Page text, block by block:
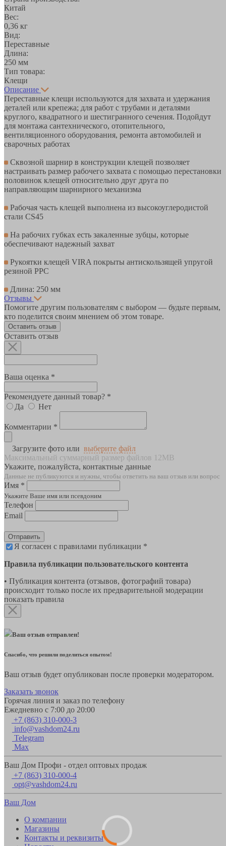
Китай
Вес:
0,36 кг
Вид:
Переставные
Длина:
250 мм
Тип товара:
Клещи
Описание
Переставные клещи используются для захвата и удержания
деталей или крепежа; для работ с трубами и деталями
круглого, квадратного и шестигранного сечения. Подойдут
для монтажа сантехнического, отопительного,
вентиляционного оборудования, ремонта автомобилей и
сварочных работах
Сквозной шарнир в конструкции клещей позволяет
настраивать размер рабочего захвата с помощью перестановки
половинок клещей относительно друг друга по
направляющим шарнирного механизма
Рабочая часть клещей выполнена из высокоуглеродистой
стали CS45
На рабочих губках есть закаленные зубцы, которые
обеспечивают надежный захват
Рукоятки клещей VIRA покрыты антискользящей упругой
резиной PPC
Длина: 250 мм
Отзывы
Помогите другим пользователям с выбором — будьте первым,
кто поделится своим мнением об этом товаре.
Оставить отзыв
Оставить отзыв
Ваша оценка *
Рекомендуете данный товар? *
Да
Нет
Комментарии *
Загрузите фото или выберите файл
Максимальный суммарный размер файлов 12MB
Укажите, пожалуйста, контактные данные
Данные не публикуются и нужны, чтобы ответить на ваш отзыв или вопрос
Имя *
Укажите Ваше имя или псевдоним
Телефон
Email
Отправить
Я согласен с правилами публикации *
Правила публикации пользовательского контента
• Публикация контента (отзывов, фотографий товара)
происходит только после их предварительной модерации
показать правила
Ваш отзыв отправлен!
Спасибо, что решили поделиться опытом!
Ваш отзыв будет опубликован после проверки модератором.
Заказать звонок
Горячая линия и заказ по телефону
Ежедневно с 7:00 до 20:00
+7 (863) 310-000-3
info@vashdom24.ru
Telegram
Max
Ваш Дом Профи - отдел оптовых продаж
+7 (863) 310-000-4
opt@vashdom24.ru
Ваш Дом
О компании
Магазины
Контакты и реквизиты